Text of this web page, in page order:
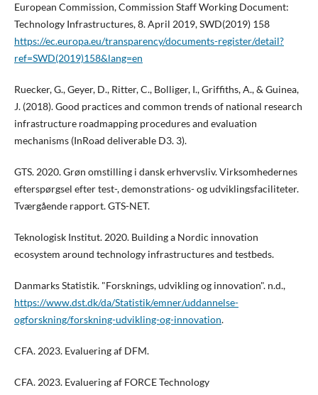
European Commission, Commission Staff Working Document:
Technology Infrastructures, 8. April 2019, SWD(2019) 158
https://ec.europa.eu/transparency/documents-register/detail?
ref=SWD(2019)158&lang=en
Ruecker, G., Geyer, D., Ritter, C., Bolliger, I., Griffiths, A., & Guinea,
J. (2018). Good practices and common trends of national research
infrastructure roadmapping procedures and evaluation
mechanisms (InRoad deliverable D3. 3).
GTS. 2020. Grøn omstilling i dansk erhvervsliv. Virksomhedernes
efterspørgsel efter test-, demonstrations- og udviklingsfaciliteter.
Tværgående rapport. GTS-NET.
Teknologisk Institut. 2020. Building a Nordic innovation
ecosystem around technology infrastructures and testbeds.
Danmarks Statistik. "Forsknings, udvikling og innovation". n.d.,
https://www.dst.dk/da/Statistik/emner/uddannelse-
ogforskning/forskning-udvikling-og-innovation.
CFA. 2023. Evaluering af DFM.
CFA. 2023. Evaluering af FORCE Technology